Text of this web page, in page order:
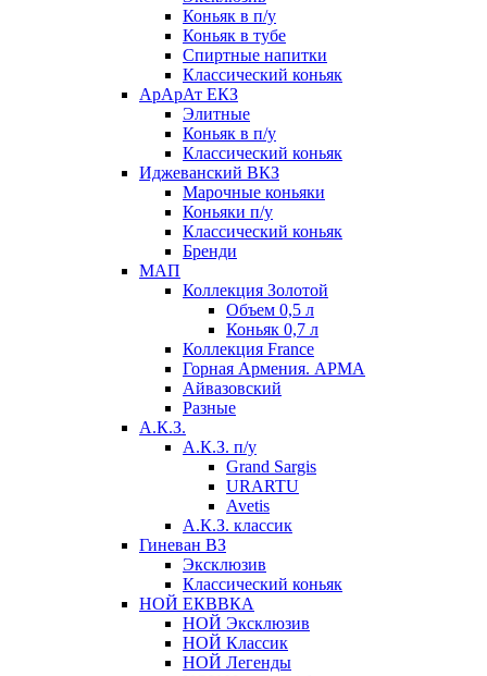
Коньяк в п/у
Коньяк в тубе
Спиртные напитки
Классический коньяк
АрАрАт ЕКЗ
Элитные
Коньяк в п/у
Классический коньяк
Иджеванский ВКЗ
Марочные коньяки
Коньяки п/у
Классический коньяк
Бренди
МАП
Коллекция Золотой
Объем 0,5 л
Коньяк 0,7 л
Коллекция France
Горная Армения. АРМА
Айвазовский
Разные
А.К.З.
А.К.З. п/у
Grand Sargis
URARTU
Avetis
А.К.З. классик
Гиневан ВЗ
Эксклюзив
Классический коньяк
НОЙ ЕКВВКА
НОЙ Эксклюзив
НОЙ Классик
НОЙ Легенды